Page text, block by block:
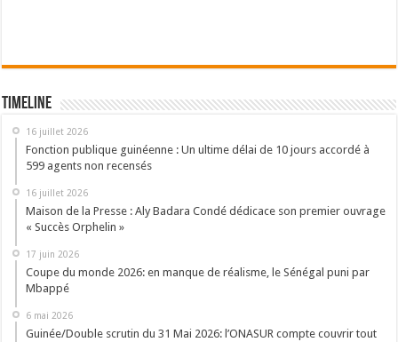
Timeline
16 juillet 2026
Fonction publique guinéenne : Un ultime délai de 10 jours accordé à
599 agents non recensés
16 juillet 2026
Maison de la Presse : Aly Badara Condé dédicace son premier ouvrage
« Succès Orphelin »
17 juin 2026
Coupe du monde 2026: en manque de réalisme, le Sénégal puni par
Mbappé
6 mai 2026
Guinée/Double scrutin du 31 Mai 2026: l’ONASUR compte couvrir tout